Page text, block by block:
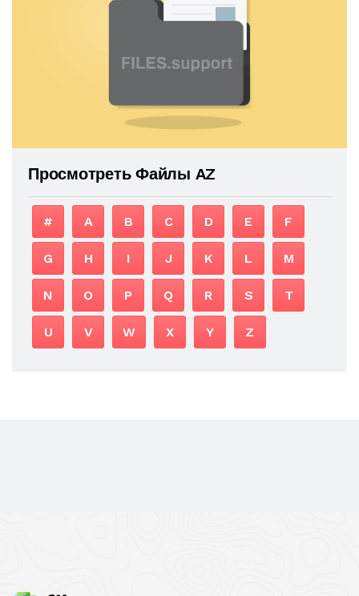
Просмотреть Файлы AZ
# A B C D E F
G H I J K L M
N O P Q R S T
U V W X Y Z